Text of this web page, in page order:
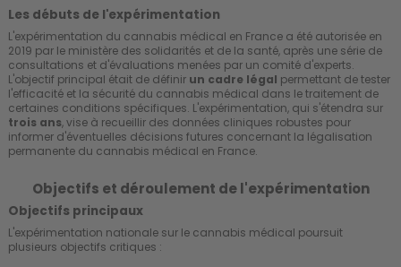
Les débuts de l'expérimentation
L'expérimentation du cannabis médical en France a été autorisée en
2019 par le ministère des solidarités et de la santé, après une série de
consultations et d'évaluations menées par un comité d'experts.
L'objectif principal était de définir un cadre légal permettant de tester
l'efficacité et la sécurité du cannabis médical dans le traitement de
certaines conditions spécifiques. L'expérimentation, qui s'étendra sur
trois ans, vise à recueillir des données cliniques robustes pour
informer d'éventuelles décisions futures concernant la légalisation
permanente du cannabis médical en France.
Objectifs et déroulement de l'expérimentation
Objectifs principaux
L'expérimentation nationale sur le cannabis médical poursuit
plusieurs objectifs critiques :